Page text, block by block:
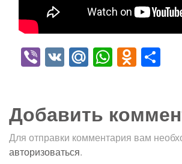
Viber
VK Mail.Ru
Добавить
Для отправки комментария вам
авторизоваться.